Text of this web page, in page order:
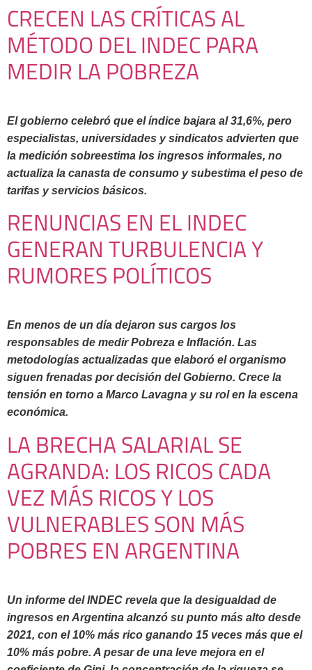
CRECEN LAS CRÍTICAS AL
MÉTODO DEL INDEC PARA
MEDIR LA POBREZA
El gobierno celebró que el índice bajara al 31,6%, pero
especialistas, universidades y sindicatos advierten que
la medición sobreestima los ingresos informales, no
actualiza la canasta de consumo y subestima el peso de
tarifas y servicios básicos.
RENUNCIAS EN EL INDEC
GENERAN TURBULENCIA Y
RUMORES POLÍTICOS
En menos de un día dejaron sus cargos los
responsables de medir Pobreza e Inflación. Las
metodologías actualizadas que elaboró el organismo
siguen frenadas por decisión del Gobierno. Crece la
tensión en torno a Marco Lavagna y su rol en la escena
económica.
LA BRECHA SALARIAL SE
AGRANDA: LOS RICOS CADA
VEZ MÁS RICOS Y LOS
VULNERABLES SON MÁS
POBRES EN ARGENTINA
Un informe del INDEC revela que la desigualdad de
ingresos en Argentina alcanzó su punto más alto desde
2021, con el 10% más rico ganando 15 veces más que el
10% más pobre. A pesar de una leve mejora en el